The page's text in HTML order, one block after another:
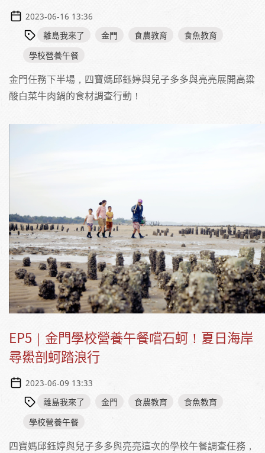
2023-06-16 13:36
離島我來了 金門 食農教育
食魚教育
學校營養午餐
金門任務下半場，四寶媽邱鈺婷與兒子多多與亮亮展開高粱
酸白菜牛肉鍋的食材調查行動！
EP5｜金門學校營養午餐嚐石蚵！夏日海岸
尋鱟剖蚵踏浪行
2023-06-09 13:33
離島我來了 金門 食農教育
食魚教育
學校營養午餐
四寶媽邱鈺婷與兒子多多與亮亮這次的學校午餐調查任務，